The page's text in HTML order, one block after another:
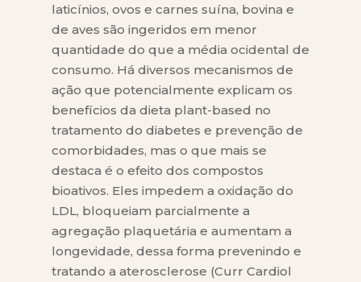
laticínios, ovos e carnes suína, bovina e
de aves são ingeridos em menor
quantidade do que a média ocidental de
consumo. Há diversos mecanismos de
ação que potencialmente explicam os
benefícios da dieta plant-based no
tratamento do diabetes e prevenção de
comorbidades, mas o que mais se
destaca é o efeito dos compostos
bioativos. Eles impedem a oxidação do
LDL, bloqueiam parcialmente a
agregação plaquetária e aumentam a
longevidade, dessa forma prevenindo e
tratando a aterosclerose (Curr Cardiol